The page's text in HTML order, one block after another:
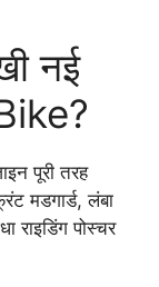
नई
पूरी तरह
मडगार्ड, लंबा
राइडिंग पोस्चर